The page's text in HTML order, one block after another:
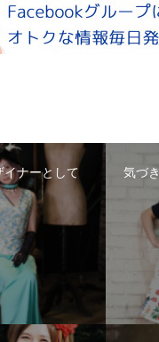
イナーとして 気づ